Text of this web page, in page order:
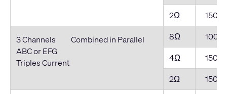
2Ω
1500
3 Channels Combined in Parallel
ABC or EFG
Triples Current
8Ω
1000
4Ω
1500
2Ω
1500